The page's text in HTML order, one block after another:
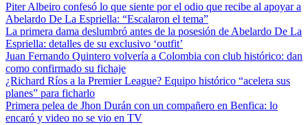
Piter Albeiro confesó lo que siente por el odio que recibe al apoyar a
Abelardo De La Espriella: “Escalaron el tema”
La primera dama deslumbró antes de la posesión de Abelardo De La
Espriella: detalles de su exclusivo ‘outfit’
Juan Fernando Quintero volvería a Colombia con club histórico: dan
como confirmado su fichaje
¿Richard Ríos a la Premier League? Equipo histórico “acelera sus
planes” para ficharlo
Primera pelea de Jhon Durán con un compañero en Benfica: lo
encaró y video no se vio en TV